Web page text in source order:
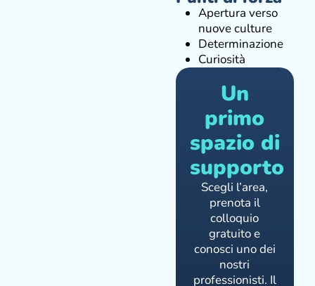
Apertura verso
nuove culture
Determinazione
Curiosità
Un
primo
spazio di
supporto
Scegli l’area,
prenota il
colloquio
gratuito e
conosci uno dei
nostri
professionisti. Il